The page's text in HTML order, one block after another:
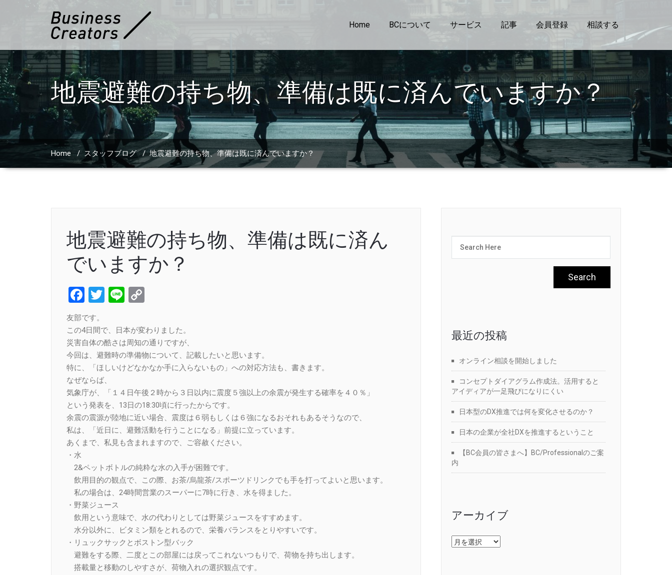
Home BCについて サービス 記事 会員登録 相談する
地震避難の持ち物、準備は既に済んでいますか？
Home / スタッフブログ/地震避難の持ち物、準備は既に済んでいますか？
地震避難の持ち物、準備は既に済ん
でいますか？
Facebook
Twitter
Line
友部です。
この4日間で、日本が変わりました。
災害自体の酷さは周知の通りですが、
今回は、避難時の準備物について、記載したいと思います。
特に、「ほしいけどなかなか手に入らないもの」への対応方法も、書きます。
なぜならば、
気象庁が、「１４日午後２時から３日以内に震度５強以上の余震が発生する確率を４０％」
という発表を、13日の18:30頃に行ったからです。
余震の震源が陸地に近い場合、震度は６弱もしくは６強になるおそれもあるそうなので、
私は、「近日に、避難活動を行うことになる」前提に立っています。
あくまで、私見も含まれますので、ご容赦ください。
・水
2&ペットボトルの純粋な水の入手が困難です。
飲用目的の観点で、この際、お茶/烏龍茶/スポーツドリンクでも手を打ってよいと思います。
私の場合は、24時間営業のスーパーに7時に行き、水を得ました。
・野菜ジュース
飲用という意味で、水の代わりとしては野菜ジュースをすすめます。
水分以外に、ビタミン類をとれるので、栄養バランスをとりやすいです。
・リュックサックとボストン型バック
避難をする際、二度とこの部屋には戻ってこれないつもりで、荷物を持ち出します。
搭載量と移動のしやすさが、荷物入れの選択観点です。
最近の投稿
オンライン相談を開始しました
コンセプトダイアグラム作成法。活用すると
アイディアが一足飛びになりにくい
日本型のDX推進では何を変化させるのか？
日本の企業が全社DXを推進するということ
【BC会員の皆さまへ】BC/Professionalのご案
内
アーカイブ
ア
ー